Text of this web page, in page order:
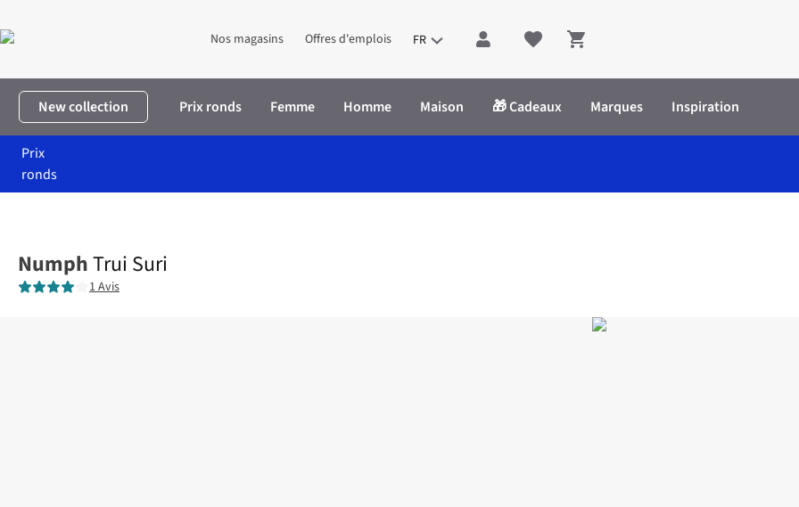
Nos magasins Offres d'emplois FR Shopping cart
New collection Prix ronds Femme Homme Maison 🎁 Cadeaux Marques Inspiration
Prix
ronds
NumphTrui Suri
1 Avis